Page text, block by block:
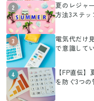
2
夏のレジャ
方法3ステッ
3
電気代だけ
で意識して
4
【FP直伝
を防ぐ3つの